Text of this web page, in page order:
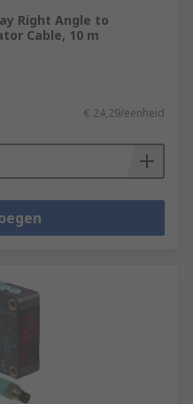
Right Angle to
Cable, 10 m
€ 24,29/eenheid